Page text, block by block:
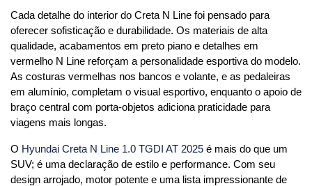
Cada detalhe do interior do Creta N Line foi pensado para
oferecer sofisticação e durabilidade. Os materiais de alta
qualidade, acabamentos em preto piano e detalhes em
vermelho N Line reforçam a personalidade esportiva do modelo.
As costuras vermelhas nos bancos e volante, e as pedaleiras
em alumínio, completam o visual esportivo, enquanto o apoio de
braço central com porta-objetos adiciona praticidade para
viagens mais longas.
O Hyundai Creta N Line 1.0 TGDI AT 2025 é mais do que um
SUV; é uma declaração de estilo e performance. Com seu
design arrojado, motor potente e uma lista impressionante de